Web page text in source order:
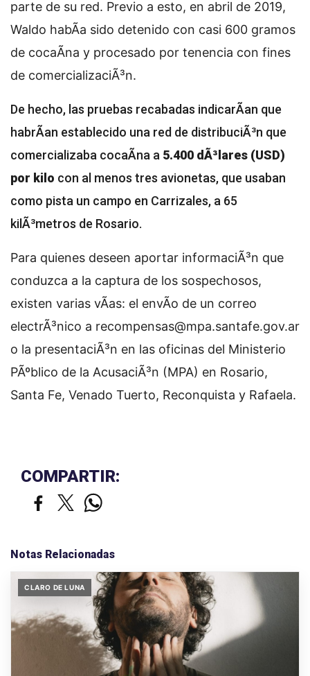
parte de su red. Previo a esto, en abril de 2019,
Waldo habÃ­a sido detenido con casi 600 gramos
de cocaÃ­na y procesado por tenencia con fines
de comercializaciÃ³n.
De hecho, las pruebas recabadas indicarÃ­an que
habrÃ­an establecido una red de distribuciÃ³n que
comercializaba cocaÃ­na a 5.400 dÃ³lares (USD)
por kilo con al menos tres avionetas, que usaban
como pista un campo en Carrizales, a 65
kilÃ³metros de Rosario.
Para quienes deseen aportar informaciÃ³n que
conduzca a la captura de los sospechosos,
existen varias vÃ­as: el envÃ­o de un correo
electrÃ³nico a recompensas@mpa.santafe.gov.ar
o la presentaciÃ³n en las oficinas del Ministerio
PÃºblico de la AcusaciÃ³n (MPA) en Rosario,
Santa Fe, Venado Tuerto, Reconquista y Rafaela.
COMPARTIR:
Notas Relacionadas
CLARO DE LUNA